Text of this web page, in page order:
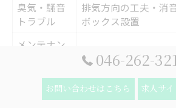
臭気・騒音
トラブル
排気方向の工夫・消
ボックス設置
メンテナン
飲食店や厨房向けのダクト工事では
046-262-
お問い合わせはこちら 求人サ